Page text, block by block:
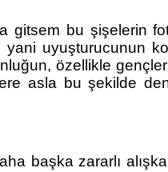
gitsem bu şişelerin
yani uyuşturucunun
özellikle
asla bu şekilde
başka zararlı